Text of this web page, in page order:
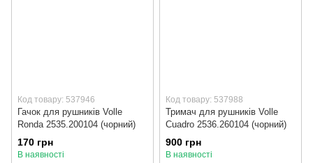
Код товару: 537946
Гачок для рушників Volle
Ronda 2535.200104 (чорний)
170 грн
В наявності
Код товару: 537988
Тримач для рушників Volle
Cuadro 2536.260104 (чорний)
900 грн
В наявності